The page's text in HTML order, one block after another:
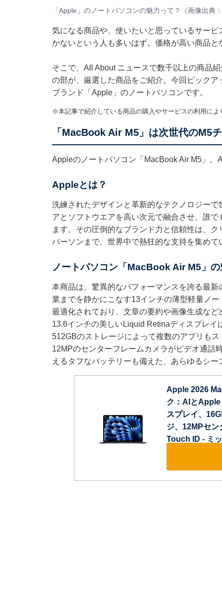
「Apple」のノートパソコンの魅力って？（画像出典：
気になる商品や、使いたいと思っているサー
かないという人も多いはず。価格が高い商品と
そこで、All About ニュースで数千以上の商品
の部が、厳選した商品をご紹介。今回ピック
ブランド「Apple」のノートパソコンです。
※本記事で紹介している商品の購入やサービスの利用によ
「MacBook Air M5」は次世代のM5
Appleのノートパソコン「MacBook Air M5」。
Appleとは？
洗練されたデザインと革新的なテクノロジー
アとソフトウエアを高い次元で融合させ、誰
ます。その圧倒的なブランド力と信頼性は、
パーソンまで、世界中で熱狂的な支持を集めて
ノートパソコン「MacBook Air M5」の
本商品は、驚異的なパフォーマンスを誇る最
業までを静かにこなす13インチの薄型軽量ノ
最適化されており、文章の要約や画像生成など
13.6インチの美しいLiquid Retinaディスプレ
512GBのストレージによって複数のアプリも
12MPのセンターフレームカメラがビデオ通話
えるタフなバッテリーも備えた、あらゆるシー
Apple 2026
ク：AIと
スプレイ、
ジ、12MPセン
Touch ID - ミ